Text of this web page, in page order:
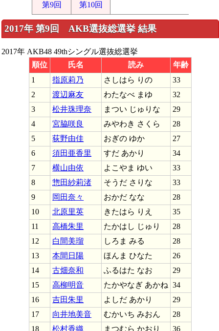
第9回 第10回
2017年 第9回 AKB選抜総選挙 結果
2017年 AKB48 49thシングル選抜総選挙
順位
氏名 読み
年齢
1
指原莉乃 さしはら りの
33
2
渡辺麻友 わたなべ まゆ
32
3
松井珠理奈 まつい じゅりな
29
4
宮脇咲良 みやわき さくら
28
5
荻野由佳 おぎの ゆか
27
6
須田亜香里 すだ あかり
34
7
横山由依 よこやま ゆい
33
8
惣田紗莉渚 そうだ さりな
33
9
岡田奈々 おかだ なな
28
10
北原里英 きたはら りえ
35
11
高橋朱里 たかはし じゅり
28
12
白間美瑠 しろま みる
28
13
本間日陽 ほんま ひなた
26
14
古畑奈和 ふるはた なお
29
15
高柳明音 たかやなぎ あかね 34
16
吉田朱里 よしだ あかり
29
17
向井地美音 むかいち みおん
28
18
松村香織 まつむら かおり
36